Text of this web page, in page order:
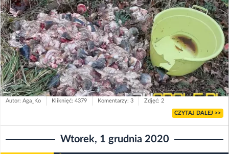
Autor: Aga_Ko Kliknięć: 4379 Komentarzy: 3 Zdjęć: 2
CZYTAJ DALEJ >>
Wtorek, 1 grudnia 2020